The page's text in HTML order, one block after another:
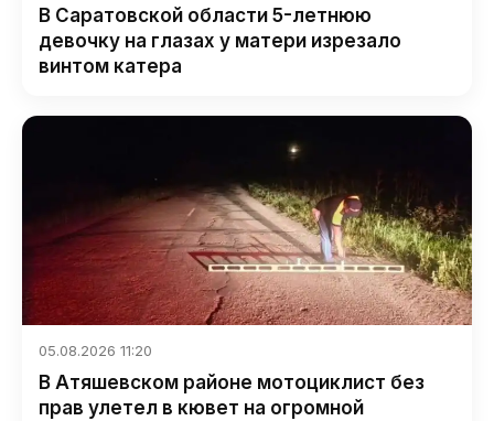
В Саратовской области 5-летнюю
девочку на глазах у матери изрезало
винтом катера
05.08.2026 11:20
В Атяшевском районе мотоциклист без
прав улетел в кювет на огромной